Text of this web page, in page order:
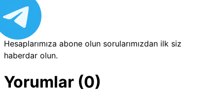
Hesaplarımıza abone olun sorularımızdan ilk siz
haberdar olun.
Yorumlar (0)